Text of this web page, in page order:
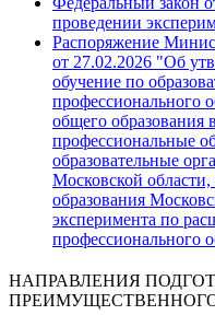
проведении
Распоряжение
от 27.02.2026 "Об
обучение по
профессионального
общего образования
профессиональные
образовательные
Московской
образования
эксперимента по
профессионального
НАПРАВЛЕНИЯ